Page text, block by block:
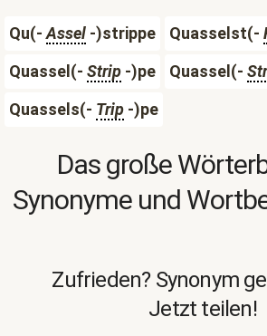
Qu(-Assel -)strippe Quasselst(-
Quassel(- Strip -)pe Quassel(-
Quassels(- Trip -)pe
Das große
Synonyme und
Zufrieden? Synonym
Jetzt teilen!